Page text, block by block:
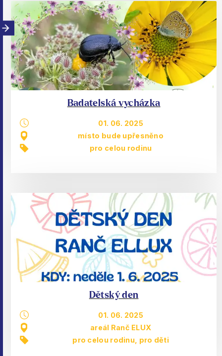
Badatelská vycházka
01. 06. 2025
místo bude upřesněno
pro celou rodinu
Dětský den
01. 06. 2025
areál Ranč ELUX
pro celou rodinu, pro děti